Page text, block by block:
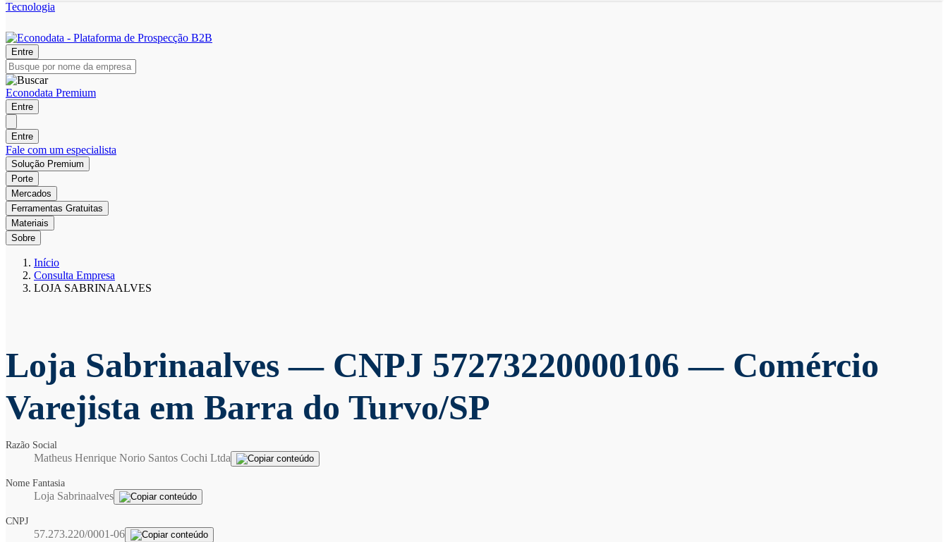
Tecnologia
Entre
Econodata Premium
Entre
Entre
Fale com um especialista
Solução Premium
Porte
Mercados
Ferramentas Gratuitas
Materiais
Sobre
Início
Consulta Empresa
LOJA SABRINAALVES
Loja Sabrinaalves— CNPJ 57273220000106 — Comércio
Varejista em Barra do Turvo/SP
Razão Social
Matheus Henrique Norio Santos Cochi Ltda
Nome Fantasia
Loja Sabrinaalves
CNPJ
57.273.220/0001-06